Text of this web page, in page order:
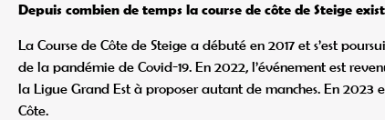
Depuis combien de temps la course de côte de Steige
La Course de Côte de Steige a débuté en 2017 et s’est
de la pandémie de Covid-19. En 2022, l’événement est
la Ligue Grand Est à proposer autant de manches. En 2023
Côte.